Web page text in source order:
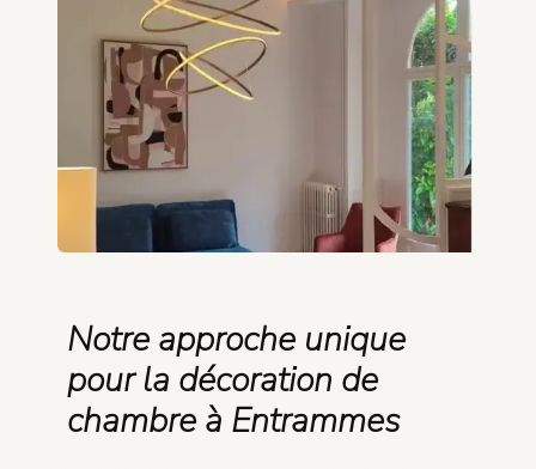
Notre approche unique
pour la décoration de
chambre à Entrammes